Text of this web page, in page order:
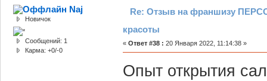
Naj
Новичок
Сообщений: 1
Карма: +0/-0
Re: Отзыв на франшизу
красоты
« Ответ #38 : 20 Января 2022, 11:14:38 »
Опыт открытия